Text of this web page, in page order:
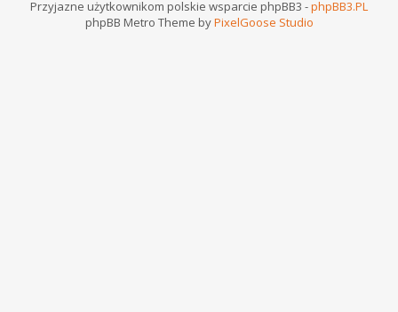
Przyjazne użytkownikom polskie wsparcie phpBB3 -phpBB3.PL
phpBB Metro Theme byPixelGoose Studio